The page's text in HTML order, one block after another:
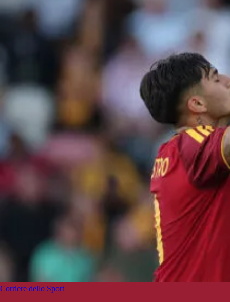
Corriere dello Sport